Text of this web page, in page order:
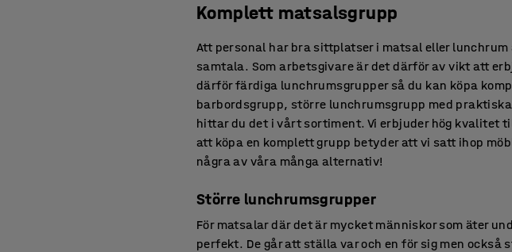
Komplett matsalsgrupp
Att personal har bra sittplatser i matsal eller
samtala. Som arbetsgivare är det därför av vikt att
därför färdiga lunchrumsgrupper så du kan köpa
barbordsgrupp, större lunchrumsgrupp med
hittar du det i vårt sortiment. Vi erbjuder hög kvalitet
att köpa en komplett grupp betyder att vi satt ihop
några av våra många alternativ!
Större lunchrumsgrupper
För matsalar där det är mycket människor som äter
perfekt. De går att ställa var och en för sig men